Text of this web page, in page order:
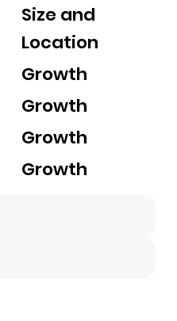
Size and
Location
Growth
Growth
Growth
Growth